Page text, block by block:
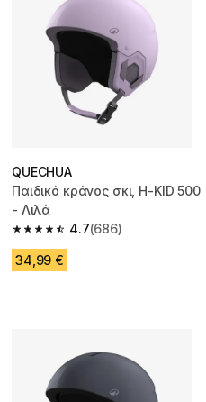
QUECHUA
Παιδικό κράνος σκι, H-KID 500
- Λιλά
4.7
4.7 out of 5 stars from 686
(686)
34,99 €